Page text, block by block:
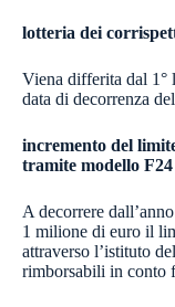
lotteria dei
Viena differita dal 1°
data di decorrenza
incremento del
tramite modello F24
A decorrere
1 milione di euro il
attraverso l’istituto
rimborsabili in conto